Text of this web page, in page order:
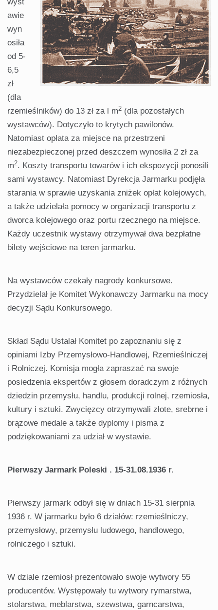
wyst
awie
wyn
osiła
od 5-
6,5
zł
(dla
rzemieślników) do 13 zł za l m2 (dla pozostałych
wystawców). Dotyczyło to krytych pawilonów.
Natomiast opłata za miejsce na przestrzeni
niezabezpieczonej przed deszczem wynosiła 2 zł za
m2. Koszty transportu towarów i ich ekspozycji ponosili
sami wystawcy. Natomiast Dyrekcja Jarmarku podjęła
starania w sprawie uzyskania zniżek opłat kolejowych,
a także udzielała pomocy w organizacji transportu z
dworca kolejowego oraz portu rzecznego na miejsce.
Każdy uczestnik wystawy otrzymywał dwa bezpłatne
bilety wejściowe na teren jarmarku.
Na wystawców czekały nagrody konkursowe.
Przydzielał je Komitet Wykonawczy Jarmarku na mocy
decyzji Sądu Konkursowego.
Skład Sądu Ustalał Komitet po zapoznaniu się z
opiniami Izby Przemysłowo-Handlowej, Rzemieślniczej
i Rolniczej. Komisja mogła zapraszać na swoje
posiedzenia ekspertów z głosem doradczym z różnych
dziedzin przemysłu, handlu, produkcji rolnej, rzemiosła,
kultury i sztuki. Zwycięzcy otrzymywali złote, srebrne i
brązowe medale a także dyplomy i pisma z
podziękowaniami za udział w wystawie.
Pierwszy Jarmark Poleski . 15-31.08.1936 r.
Pierwszy jarmark odbył się w dniach 15-31 sierpnia
1936 r. W jarmarku było 6 działów: rzemieślniczy,
przemysłowy, przemysłu ludowego, handlowego,
rolniczego i sztuki.
W dziale rzemiosł prezentowało swoje wytwory 55
producentów. Występowały tu wytwory rymarstwa,
stolarstwa, meblarstwa, szewstwa, garncarstwa,